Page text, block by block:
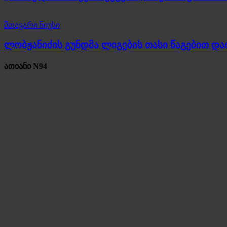
მთავარი ნიუსი
ლობჟანიძის გუნდმა ლიგების თასი წაგებით
ათიანი N94